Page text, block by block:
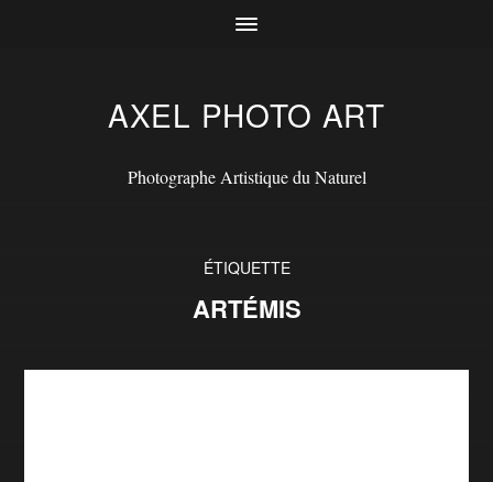
AXEL PHOTO ART
Photographe Artistique du Naturel
ÉTIQUETTE
ARTÉMIS